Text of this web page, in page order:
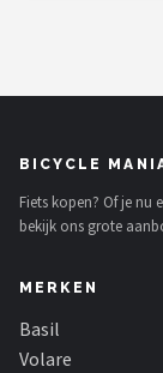
BICYCLE
Fiets kopen? Of je nu
bekijk ons grote
MERKEN
Basil
Volare